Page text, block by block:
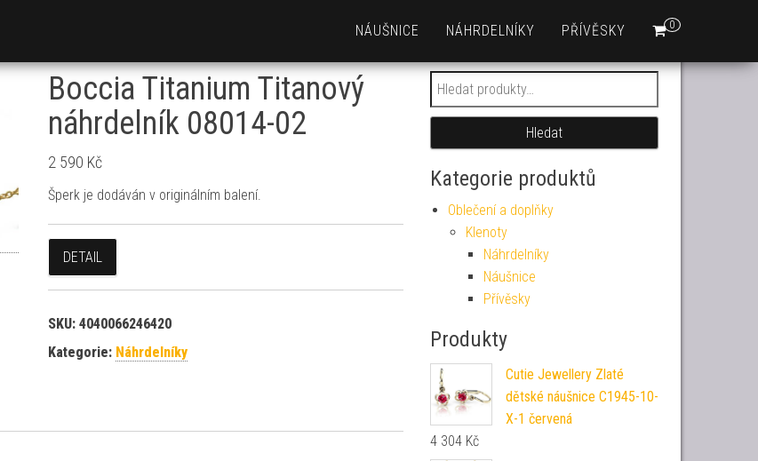
0
NÁUŠNICE NÁHRDELNÍKY PŘÍVĚSKY
Boccia Titanium Titanový
náhrdelník 08014-02
2 590 Kč
Šperk je dodáván v originálním balení.
DETAIL
SKU: 4040066246420
Kategorie: Náhrdelníky
Hledat:
Hledat
Kategorie produktů
Oblečení a doplňky
Klenoty
Náhrdelníky
Náušnice
Přívěsky
Produkty
Cutie Jewellery Zlaté
dětské náušnice C1945-10-
X-1 červená
4 304 Kč